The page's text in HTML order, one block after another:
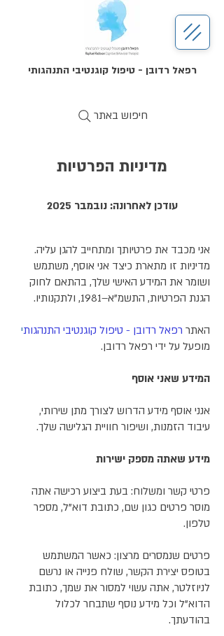
רפאל רדובן - טיפול קוגנטיבי התנהגותי
חיפוש באתר
מדיניות הפרטיות
עודכן לאחרונה: נובמבר 2025
אני מכבד את פרטיותך ומתחייב להגן עליה.
מדיניות זו מתארת כיצד אני אוסף, משתמש
ושומר את המידע האישי שלך, בהתאם לחוק
הגנת הפרטיות, התשמ"א–1981, ולתקנותיו.
האתר רפאל רדובן - טיפול קוגנטיבי התנהגותי
מופעל על ידי רפאל רדובן.
המידע שאני אוסף
אנני אוסף מידע הדרוש לצורך מתן שירותי,
עיבוד הזמנות, ושיפור חוויית הגלישה שלך.
מידע שאתה מספק ישירות
פרטי קשר ומשלוח: בעת ביצוע רכישה אתה
מוסר פרטים כגון שם, כתובת דוא"ל, מספר
טלפון.
פרטים שנמסרים מרצון: כאשר המשתמש
בטופס יצירת הקשר, שולח פנייה או נרשם
לניוזלטר, אתה עשוי למסור את שמך, כתובת
הדוא"ל וכל מידע נוסף שתבחר לכלול
בהודעתך.